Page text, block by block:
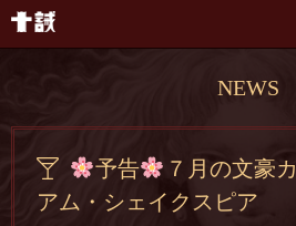
NEWS
予告
７月の文豪
アム・シェイクスピア